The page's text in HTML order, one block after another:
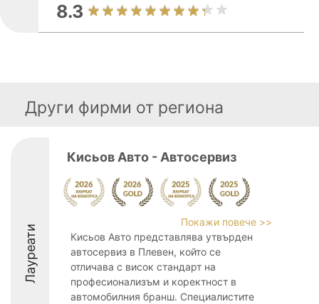
8.3
Други фирми от региона
Лауреати
Кисьов Авто - Автосервиз
Покажи повече >>
Кисьов Авто представлява утвърден
автосервиз в Плевен, който се
отличава с висок стандарт на
професионализъм и коректност в
автомобилния бранш. Специалистите